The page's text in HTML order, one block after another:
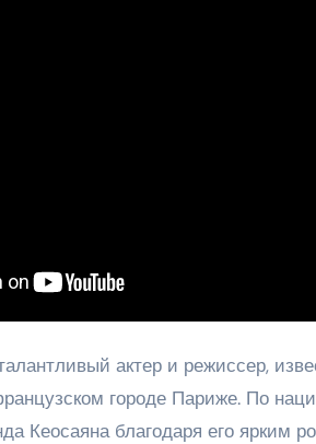
актер и режиссер,
городе Париже. По
Кеосаяна благодаря его ярким